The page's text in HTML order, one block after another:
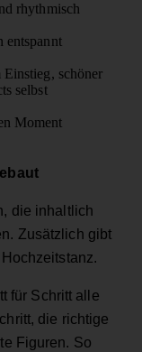
rhythmisch
entspannt
Einstieg, schöner
selbst
Moment
die inhaltlich
Zusätzlich gibt
für Schritt alle
die richtige
Figuren. So